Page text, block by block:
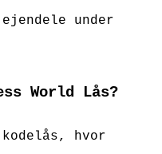
ejendele under
World Lås?
hvor